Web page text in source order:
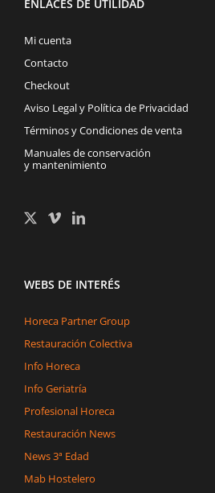
ENLACES DE UTILIDAD
Mi cuenta
Contacto
Checkout
Aviso Legal y Política de Privacidad
Términos y Condiciones de venta
Manuales de conservación
y mantenimiento
WEBS DE INTERÉS
Horeca Partner Group
Restauración Colectiva
Info Horeca
Info Geriatría
Profesional Horeca
Restauración News
News 3ª Edad
Mab Hostelero